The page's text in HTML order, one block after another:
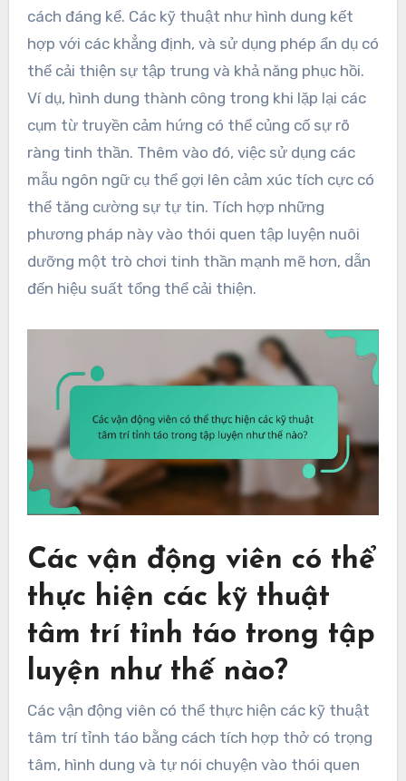
cách đáng kể. Các kỹ thuật như hình dung kết
hợp với các khẳng định, và sử dụng phép ẩn dụ có
thể cải thiện sự tập trung và khả năng phục hồi.
Ví dụ, hình dung thành công trong khi lặp lại các
cụm từ truyền cảm hứng có thể củng cố sự rõ
ràng tinh thần. Thêm vào đó, việc sử dụng các
mẫu ngôn ngữ cụ thể gợi lên cảm xúc tích cực có
thể tăng cường sự tự tin. Tích hợp những
phương pháp này vào thói quen tập luyện nuôi
dưỡng một trò chơi tinh thần mạnh mẽ hơn, dẫn
đến hiệu suất tổng thể cải thiện.
Các vận động viên có thể
thực hiện các kỹ thuật
tâm trí tỉnh táo trong tập
luyện như thế nào?
Các vận động viên có thể thực hiện các kỹ thuật
tâm trí tỉnh táo bằng cách tích hợp thở có trọng
tâm, hình dung và tự nói chuyện vào thói quen